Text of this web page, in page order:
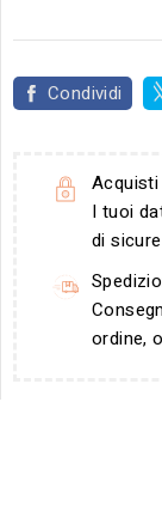
Condividi
I tuoi
di
ordine,